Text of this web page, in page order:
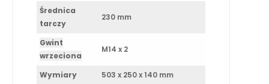
Średnica
tarczy
230 mm
Gwint
wrzeciona
M14 x 2
Wymiary
503 x 250 x 140 mm